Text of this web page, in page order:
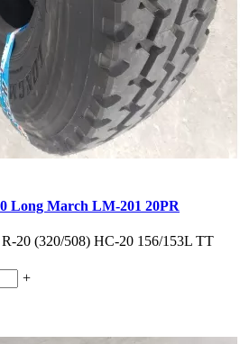
Long March LM-201 20PR
20 (320/508) HC-20 156/153L TT
+